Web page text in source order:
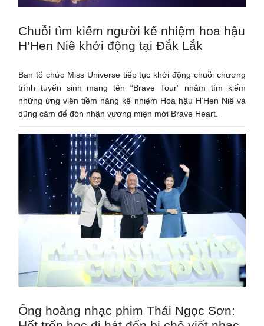
Chuỗi tìm kiếm người kế nhiệm hoa hậu
H’Hen Niê khởi động tại Đắk Lắk
Ban tổ chức Miss Universe tiếp tục khởi động chuỗi chương
trình tuyển sinh mang tên “Brave Tour” nhằm tìm kiếm
những ứng viên tiềm năng kế nhiệm Hoa hậu H’Hen Niê và
dũng cảm để đón nhận vương miện mới Brave Heart.
Ông hoàng nhạc phim Thái Ngọc Sơn: